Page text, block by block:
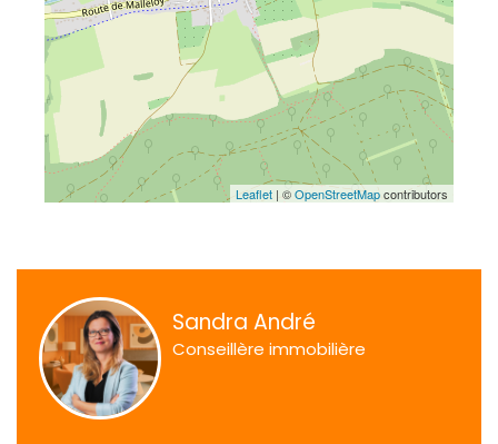
Leaflet | ©OpenStreetMapcontributors
Sandra André
Conseillère immobilière